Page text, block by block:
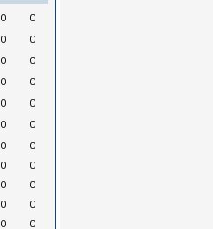
0
0
0
0
0
0
0
0
0
0
0
0
0
0
0
0
0
0
0
0
0
0